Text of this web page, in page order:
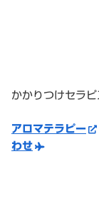
かかりつけセラ
アロマテラピー
わせ